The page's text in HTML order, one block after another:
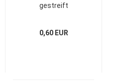
gestreift
0,60 EUR